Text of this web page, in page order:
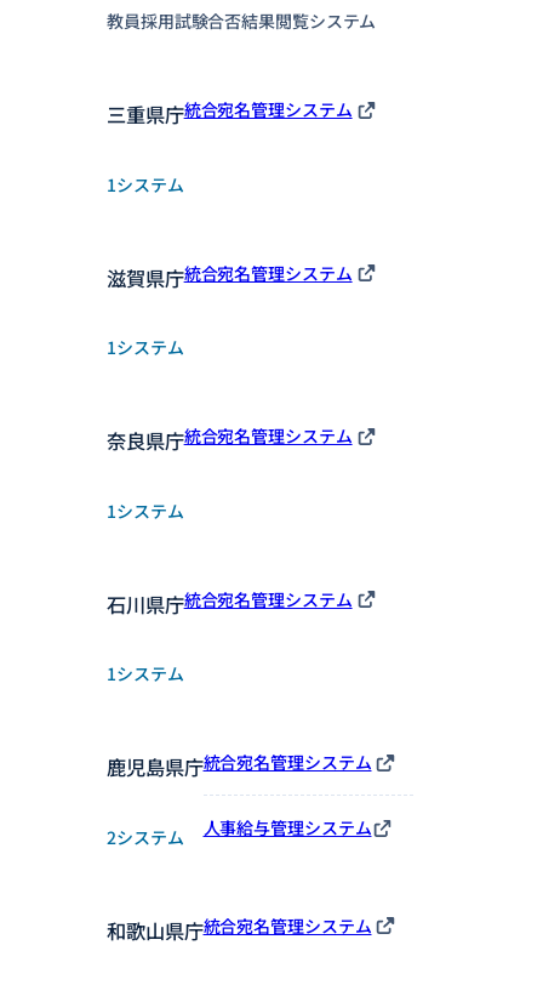
教員採用試験合否結果閲覧システム
三重県庁
1システム
統合宛名管理システム
滋賀県庁
1システム
統合宛名管理システム
奈良県庁
1システム
統合宛名管理システム
石川県庁
1システム
統合宛名管理システム
鹿児島県庁
2システム
統合宛名管理システム
人事給与管理システム
和歌山県庁統合宛名管理システム